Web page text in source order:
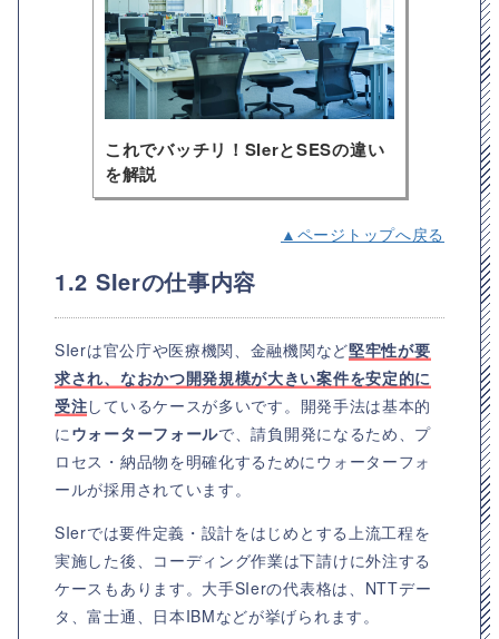
これでバッチリ！SIerとSESの違い
を解説
▲ページトップへ戻る
1.2 SIerの仕事内容
SIerは官公庁や医療機関、金融機関など堅牢性が要
求され、なおかつ開発規模が大きい案件を安定的に
受注しているケースが多いです。開発手法は基本的
に ウォーターフォールで、請負開発になるため、プ
ロセス・納品物を明確化するためにウォーターフォ
ールが採用されています。
SIerでは要件定義・設計をはじめとする上流工程を
実施した後、コーディング作業は下請けに外注する
ケースもあります。大手SIerの代表格は、NTTデー
タ、富士通、日本IBMなどが挙げられます。